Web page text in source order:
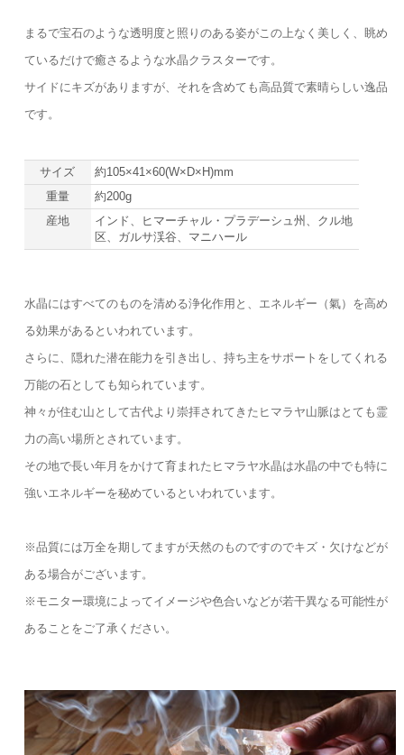
まるで宝石のような透明度と照りのある姿がこの上なく美しく、眺め
ているだけで癒さるような水晶クラスターです。
サイドにキズがありますが、それを含めても高品質で素晴らしい逸品
です。
サイズ
約105×41×60(W×D×H)mm
重量
約200g
産地
インド、ヒマーチャル・プラデーシュ州、クル地
区、ガルサ渓谷、マニハール
水晶にはすべてのものを清める浄化作用と、エネルギー（氣）を高め
る効果があるといわれています。
さらに、隠れた潜在能力を引き出し、持ち主をサポートをしてくれる
万能の石としても知られています。
神々が住む山として古代より崇拝されてきたヒマラヤ山脈はとても霊
力の高い場所とされています。
その地で長い年月をかけて育まれたヒマラヤ水晶は水晶の中でも特に
強いエネルギーを秘めているといわれています。
※品質には万全を期してますが天然のものですのでキズ・欠けなどが
ある場合がございます。
※モニター環境によってイメージや色合いなどが若干異なる可能性が
あることをご了承ください。